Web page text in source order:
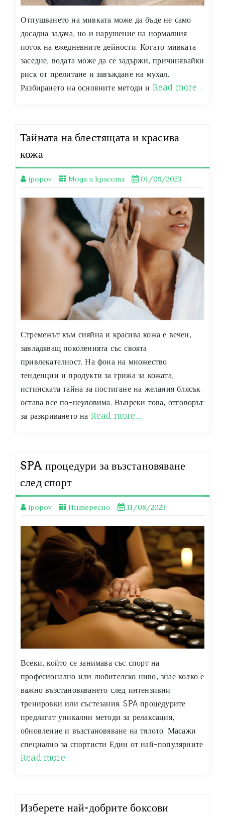
Отпушването на мивката може да бъде не само
досадна задача, но и нарушение на нормалния
поток на ежедневните дейности. Когато мивката
заседне, водата може да се задържи, причинявайки
риск от прелитане и завъждане на мухал.
Разбирането на основните методи и Read more…
Тайната на блестящата и красива
кожа
ipopov Мода и красота 01/09/2023
Стремежът към сияйна и красива кожа е вечен,
завладяващ поколенията със своята
привлекателност. На фона на множество
тенденции и продукти за грижа за кожата,
истинската тайна за постигане на желания блясък
остава все по-неуловима. Въпреки това, отговорът
за разкриването на Read more…
SPA процедури за възстановяване
след спорт
ipopov Интересно 11/08/2023
Всеки, който се занимава със спорт на
професионално или любителско ниво, знае колко е
важно възстановяването след интензивни
тренировки или състезания. SPA процедурите
предлагат уникални методи за релаксация,
обновление и възстановяване на тялото. Масажи
специално за спортисти Един от най-популярните
Read more…
Изберете най-добрите боксови